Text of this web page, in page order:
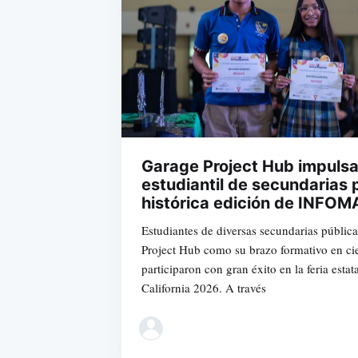
Garage Project Hub
estudiantil de secundarias
histórica edición de
Estudiantes de diversas secundarias
Project Hub como su brazo formativo en
participaron con gran éxito en la feria
California 2026. A través